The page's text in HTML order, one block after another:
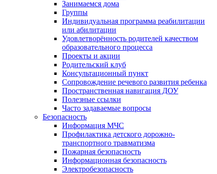
Занимаемся дома
Группы
Индивидуальная программа реабилитации
или абилитации
Удовлетворённость родителей качеством
образовательного процесса
Проекты и акции
Родительский клуб
Консультационный пункт
Сопровождение речевого развития ребенка
Пространственная навигация ДОУ
Полезные ссылки
Часто задаваемые вопросы
Безопасность
Информация МЧС
Профилактика детского дорожно-
транспортного травматизма
Пожарная безопасность
Информационная безопасность
Электробезопасность